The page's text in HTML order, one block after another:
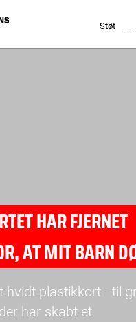
Støt
HAR FJERNET
AT MIT BARN
hvidt plastikkort - til
har skabt et